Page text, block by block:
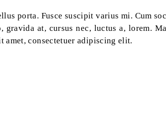
porta. Fusce suscipit varius mi. Cum
at, cursus nec, luctus a, lorem.
amet, consectetuer adipiscing elit.